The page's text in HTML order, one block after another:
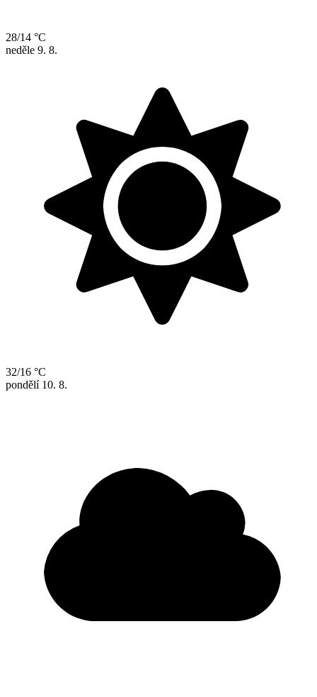
28/14 °C
neděle 9. 8.
32/16 °C
pondělí 10. 8.